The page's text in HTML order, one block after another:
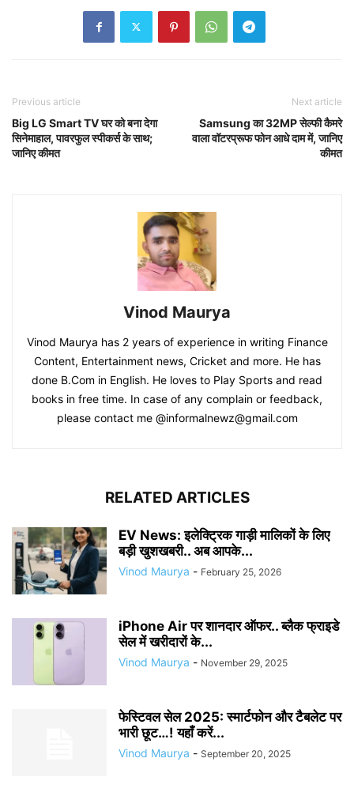
Previous article
Big LG Smart TV घर को बना देगा
सिनेमाहाल, पावरफुल स्पीकर्स के साथ;
जानिए कीमत
Next article
Samsung का 32MP सेल्फी कैमरे
वाला वॉटरप्रूफ फोन आधे दाम में, जानिए
कीमत
Vinod Maurya
Vinod Maurya has 2 years of experience in writing Finance
Content, Entertainment news, Cricket and more. He has
done B.Com in English. He loves to Play Sports and read
books in free time. In case of any complain or feedback,
please contact me @informalnewz@gmail.com
RELATED ARTICLES
EV News: इलेक्ट्रिक गाड़ी मालिकों के लिए
बड़ी खुशखबरी.. अब आपके...
Vinod Maurya - February 25, 2026
iPhone Air पर शानदार ऑफर.. ब्लैक फ्राइडे
सेल में खरीदारों के...
Vinod Maurya - November 29, 2025
फेस्टिवल सेल 2025: स्मार्टफोन और टैबलेट पर
भारी छूट…! यहाँ करें...
Vinod Maurya - September 20, 2025